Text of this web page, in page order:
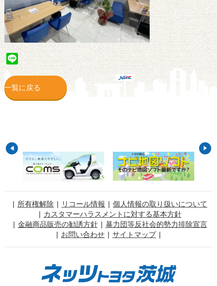
Line
一覧に戻る
所有権解除 リコール情報
個人情報の取り扱いについて
カスタマーハラスメントに対する基本方針
金融商品販売の勧誘方針
暴力団等反社会的勢力排除宣言
お問い合わせ
サイトマップ